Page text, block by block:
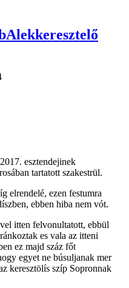
esztendejinek
tartatott szakestrül.
elrendelé, ezen festumra
ebben hiba nem vót.
itten felvonultatott, ebbül
es vala az itteni
ez majd száz főt
egyet ne búsuljanak mer
keresztölís szíp Sopronnak